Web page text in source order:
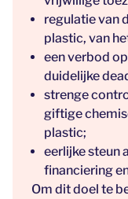
regulatie van
plastic, van
een verbod
duidelijke
strenge
giftige
plastic;
eerlijke steun
financiering
Om dit doel te